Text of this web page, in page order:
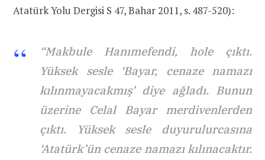
Atatürk Yolu Dergisi S 47, Bahar 2011, s. 487-520):
“Makbule Hanımefendi, hole çıktı.
Yüksek sesle ‘Bayar, cenaze namazı
kılınmayacakmış’ diye ağladı. Bunun
üzerine Celal Bayar merdivenlerden
çıktı. Yüksek sesle duyurulurcasına
‘Atatürk’ün cenaze namazı kılınacaktır.